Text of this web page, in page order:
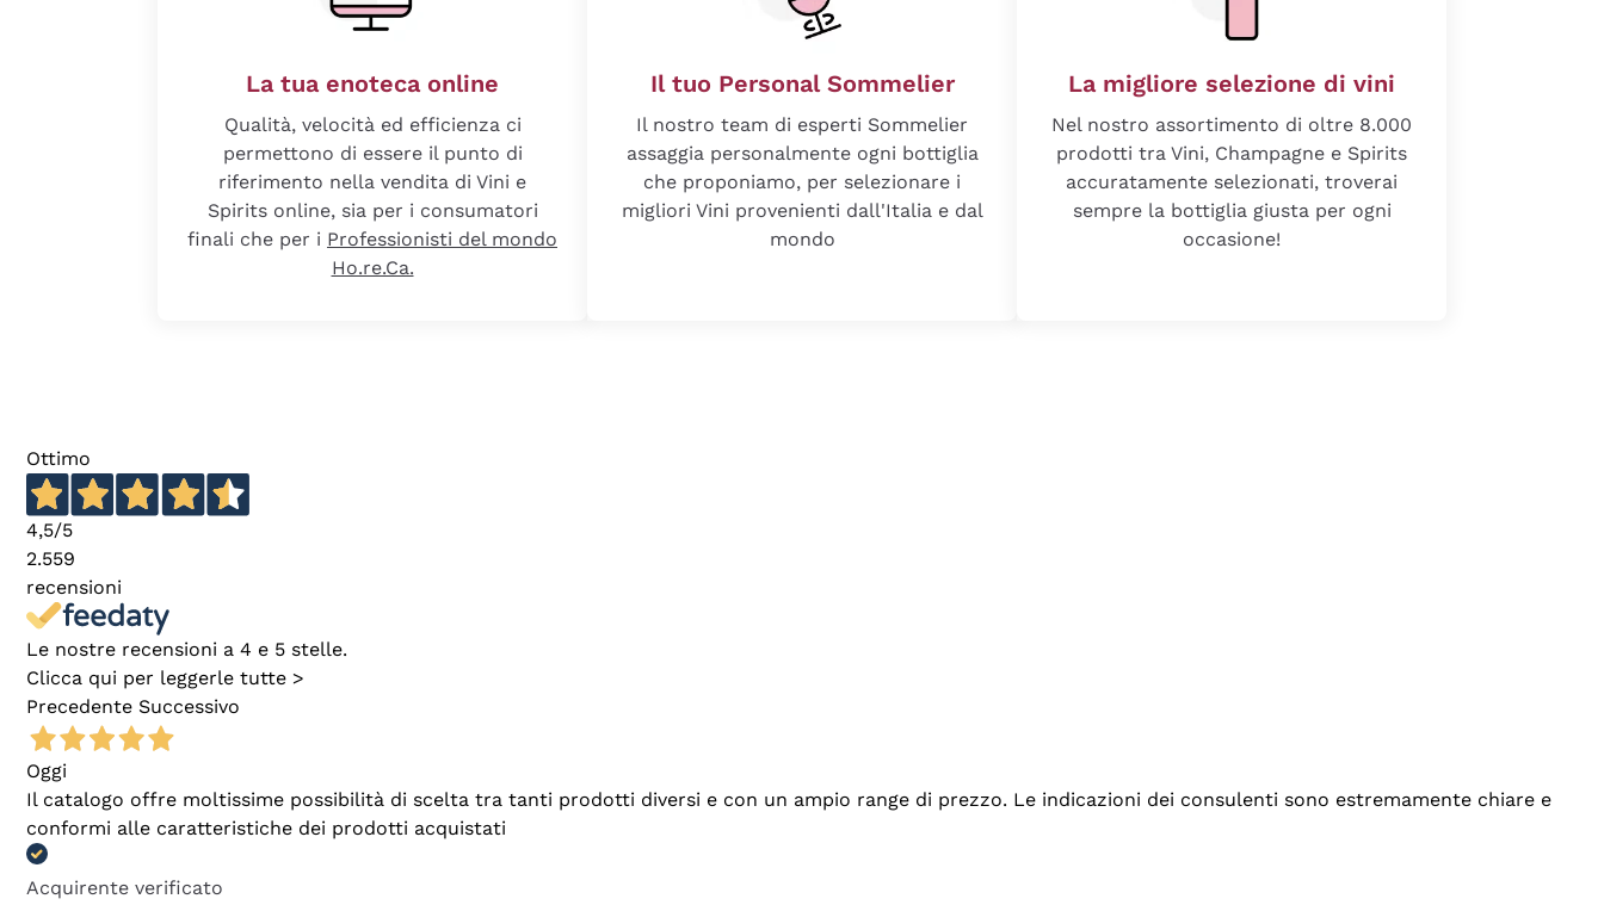
La tua enoteca online
Qualità, velocità ed efficienza ci
permettono di essere il punto di
riferimento nella vendita di Vini e
Spirits online, sia per i consumatori
finali che per i Professionisti del mondo
Ho.re.Ca.
Il tuo Personal Sommelier
Il nostro team di esperti Sommelier
assaggia personalmente ogni bottiglia
che proponiamo, per selezionare i
migliori Vini provenienti dall'Italia e dal
mondo
La migliore selezione di vini
Nel nostro assortimento di oltre 8.000
prodotti tra Vini, Champagne e Spirits
accuratamente selezionati, troverai
sempre la bottiglia giusta per ogni
occasione!
Ottimo
4,5/5
2.559
recensioni
Le nostre recensioni a 4 e 5 stelle.
Clicca qui per leggerle tutte >
Precedente Successivo
Oggi
Il catalogo offre moltissime possibilità di scelta tra tanti prodotti diversi e con un ampio range di prezzo. Le indicazioni dei consulenti sono estremamente chiare e
conformi alle caratteristiche dei prodotti acquistati
Acquirente verificato